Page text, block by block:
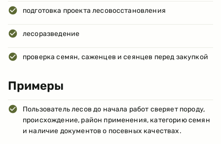
подготовка проекта лесовосстановления
лесоразведение
проверка семян, саженцев и сеянцев перед закупкой
Примеры
Пользователь лесов до начала работ сверяет породу,
происхождение, район применения, категорию семян
и наличие документов о посевных качествах.